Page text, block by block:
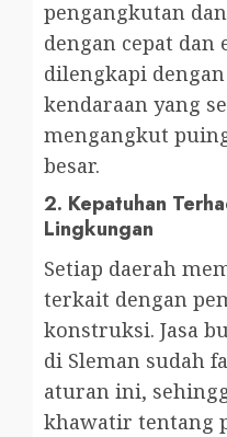
pengangkutan
dengan cepat dan
dilengkapi
kendaraan yang
mengangkut
besar.
2. Kepatuhan
Lingkungan
Setiap daerah
terkait dengan
konstruksi. Jasa
di Sleman sudah
aturan ini,
khawatir tentang